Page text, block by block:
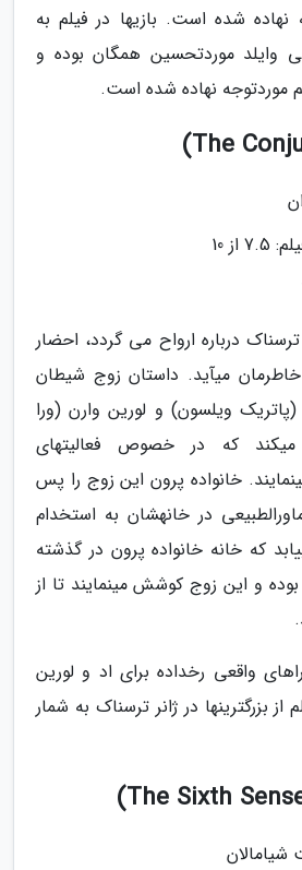
نهاده شده است. بازیها در فیلم به
موردتحسین همگان بوده و
موردتوجه نهاده شده است.
درباره ارواح می گردد، احضار
میآید. داستان زوج شیطان
ویلسون) و لورین وارن (ورا
میکند که در خصوص فعالیتهای
خانواده پرون این زوج را پس
در خانهشان به استخدام
که خانه خانواده پرون در گذشته
و این زوج کوشش مینمایند تا از
واقعی رخداده برای اد و لورین
بزرگترینها در ژانر ترسناک به شمار
شیامالان